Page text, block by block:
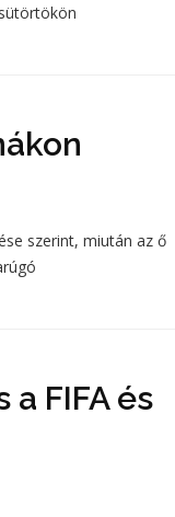
szerint, miután az ő
FIFA és